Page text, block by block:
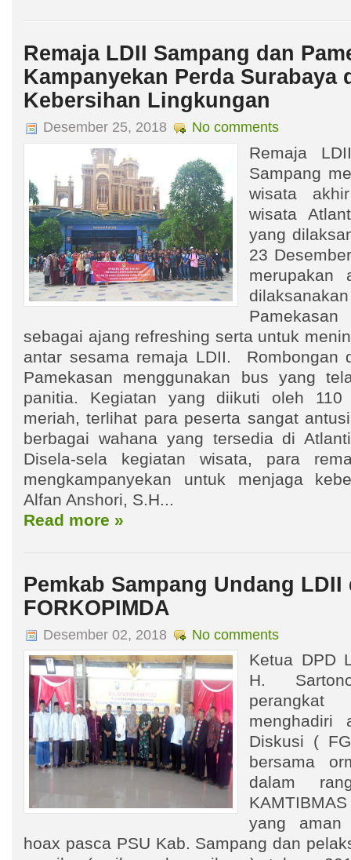
Remaja LDII Sampang dan
Kampanyekan Perda Surabaya
Kebersihan Lingkungan
Desember 25, 2018 No comments
Remaja
Sampang
wisata
wisata
yang
23
merupakan
sebagai ajang refreshing serta untuk
antar sesama remaja LDII. Rombongan
Pamekasan menggunakan bus yang
panitia. Kegiatan yang diikuti oleh
meriah, terlihat para peserta sangat
berbagai wahana yang tersedia di
Disela-sela kegiatan wisata, para
mengkampanyekan untuk menjaga
Alfan Anshori, S.H...
Read more »
Pemkab Sampang Undang LDII
FORKOPIMDA
Desember 02, 2018 No comments
Ketua DPD
H.
menghadiri
Diskusi (
bersama
dalam
yang
hoax pasca PSU Kab. Sampang dan